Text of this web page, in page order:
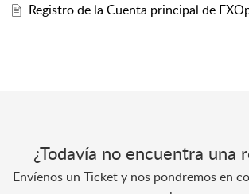
Registro de la Cuenta principal de
¿Todavía no encuentra una
Envíenos un Ticket y nos pondremos en